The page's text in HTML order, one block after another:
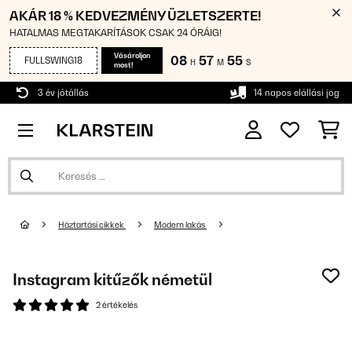
AKÁR 18 % KEDVEZMÉNY ÜZLETSZERTE!
HATALMAS MEGTAKARÍTÁSOK CSAK 24 ÓRÁIG!
FULLSWING18
Vásároljon
most!
08 H 57 M 55 S
3 év jótállás 14 napos elállási jog
Háztartási cikkek Modern lakás
Instagram kitűzők németül
2 értékelés